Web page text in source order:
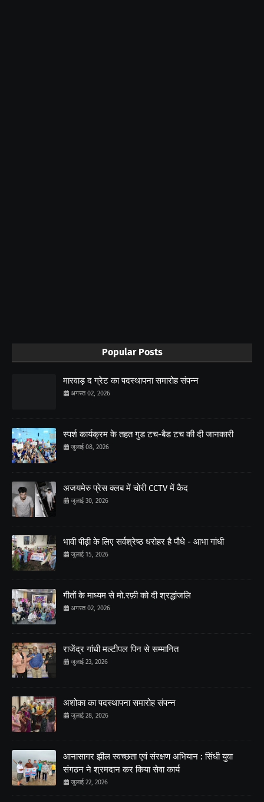
Popular Posts
मारवाड़ द ग्रेट का पदस्थापना समारोह संपन्न
अगस्त 02, 2026
स्पर्श कार्यक्रम के तहत गुड टच-बैड टच की दी जानकारी
जुलाई 08, 2026
अजयमेरु प्रेस क्लब में चोरी CCTV में कैद
जुलाई 30, 2026
भावी पीढ़ी के लिए सर्वश्रेष्ठ धरोहर है पौधे - आभा गांधी
जुलाई 15, 2026
गीतों के माध्यम से मो.रफ़ी को दी श्रद्धांजलि
अगस्त 02, 2026
राजेंद्र गांधी मल्टीपल पिन से सम्मानित
जुलाई 23, 2026
अशोका का पदस्थापना समारोह संपन्न
जुलाई 28, 2026
आनासागर झील स्वच्छता एवं संरक्षण अभियान : सिंधी युवा
संगठन ने श्रमदान कर किया सेवा कार्य
जुलाई 22, 2026